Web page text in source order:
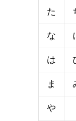
た
な
は
ま
や